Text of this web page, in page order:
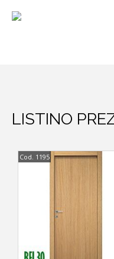
LISTINO
Cod. 1195